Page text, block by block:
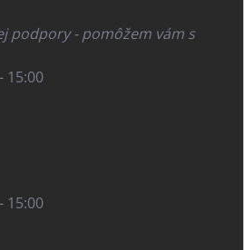
podpory - pomôžem vám s
15:00
15:00